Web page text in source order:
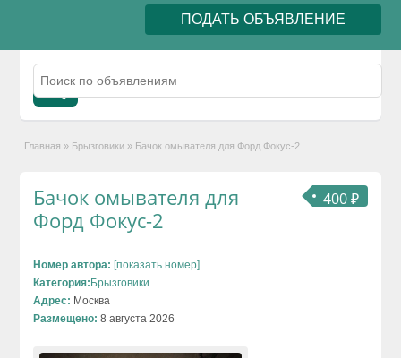
ПОДАТЬ ОБЪЯВЛЕНИЕ
Главная » Брызговики » Бачок омывателя для Форд Фокус-2
400 ₽
Бачок омывателя для
Форд Фокус-2
Номер автора: [показать номер]
Категория: Брызговики
Адрес: Москва
Размещено: 8 августа 2026